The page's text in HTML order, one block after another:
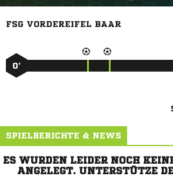
FSG VORDEREIFEL BAAR
0’
SPIELBERICHTE & NEWS
ES WURDEN LEIDER NOCH
ANGELEGT. UNTERSTÜTZE